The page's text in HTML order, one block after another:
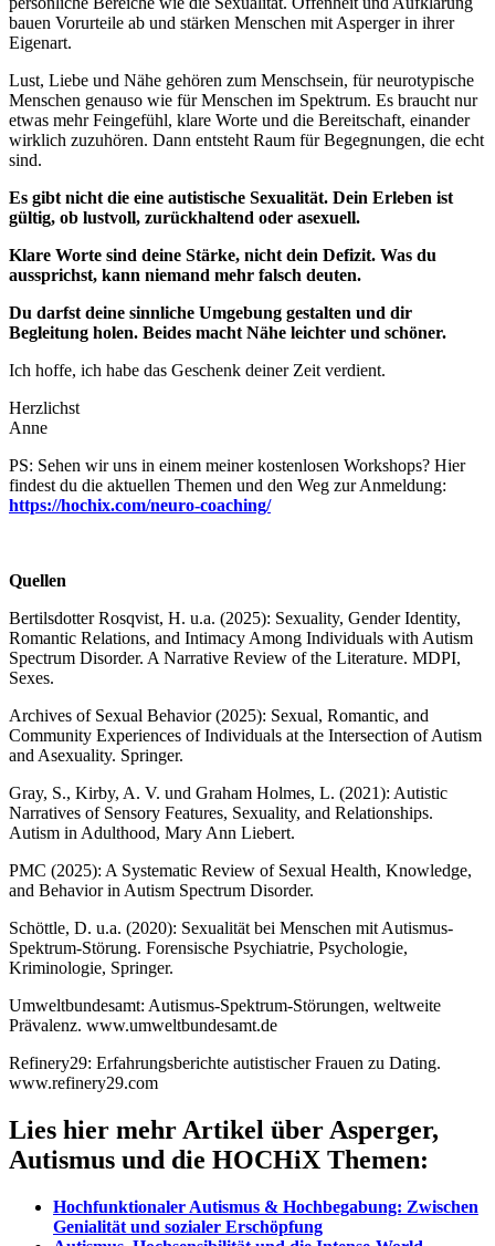
bauen Vorurteile ab und stärken Menschen mit Asperger in ihrer
Eigenart.
Lust, Liebe und Nähe gehören zum Menschsein, für neurotypische
Menschen genauso wie für Menschen im Spektrum. Es braucht nur
etwas mehr Feingefühl, klare Worte und die Bereitschaft, einander
wirklich zuzuhören. Dann entsteht Raum für Begegnungen, die echt
sind.
Es gibt nicht die eine autistische Sexualität. Dein Erleben ist
gültig, ob lustvoll, zurückhaltend oder asexuell.
Klare Worte sind deine Stärke, nicht dein Defizit. Was du
aussprichst, kann niemand mehr falsch deuten.
Du darfst deine sinnliche Umgebung gestalten und dir
Begleitung holen. Beides macht Nähe leichter und schöner.
Ich hoffe, ich habe das Geschenk deiner Zeit verdient.
Herzlichst
Anne
PS: Sehen wir uns in einem meiner kostenlosen Workshops? Hier
findest du die aktuellen Themen und den Weg zur Anmeldung:
https://hochix.com/neuro-coaching/
Quellen
Bertilsdotter Rosqvist, H. u.a. (2025): Sexuality, Gender Identity,
Romantic Relations, and Intimacy Among Individuals with Autism
Spectrum Disorder. A Narrative Review of the Literature. MDPI,
Sexes.
Archives of Sexual Behavior (2025): Sexual, Romantic, and
Community Experiences of Individuals at the Intersection of Autism
and Asexuality. Springer.
Gray, S., Kirby, A. V. und Graham Holmes, L. (2021): Autistic
Narratives of Sensory Features, Sexuality, and Relationships.
Autism in Adulthood, Mary Ann Liebert.
PMC (2025): A Systematic Review of Sexual Health, Knowledge,
and Behavior in Autism Spectrum Disorder.
Schöttle, D. u.a. (2020): Sexualität bei Menschen mit Autismus-
Spektrum-Störung. Forensische Psychiatrie, Psychologie,
Kriminologie, Springer.
Umweltbundesamt: Autismus-Spektrum-Störungen, weltweite
Prävalenz. www.umweltbundesamt.de
Refinery29: Erfahrungsberichte autistischer Frauen zu Dating.
www.refinery29.com
Lies hier mehr Artikel über Asperger,
Autismus und die HOCHiX Themen:
Hochfunktionaler Autismus & Hochbegabung: Zwischen
Genialität und sozialer Erschöpfung